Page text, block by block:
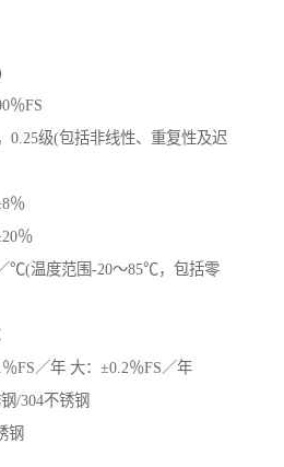
％FS
0.25级(包括非线性、重复性及迟
％
％
℃(温度范围-20～85℃，包括零
／年 大：±0.2％FS／年
/304不锈钢
钢